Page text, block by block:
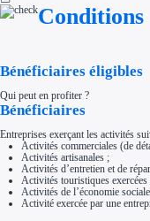
Nos
Conditions
Bénéficiaires éligibles
Qui peut en profiter ?
Bénéficiaires
Entreprises exerçant les activités
Activités commerciales (de
Activités artisanales ;
Activités d’entretien et de
Activités touristiques
Activités de l’économie
Activité exercée par une